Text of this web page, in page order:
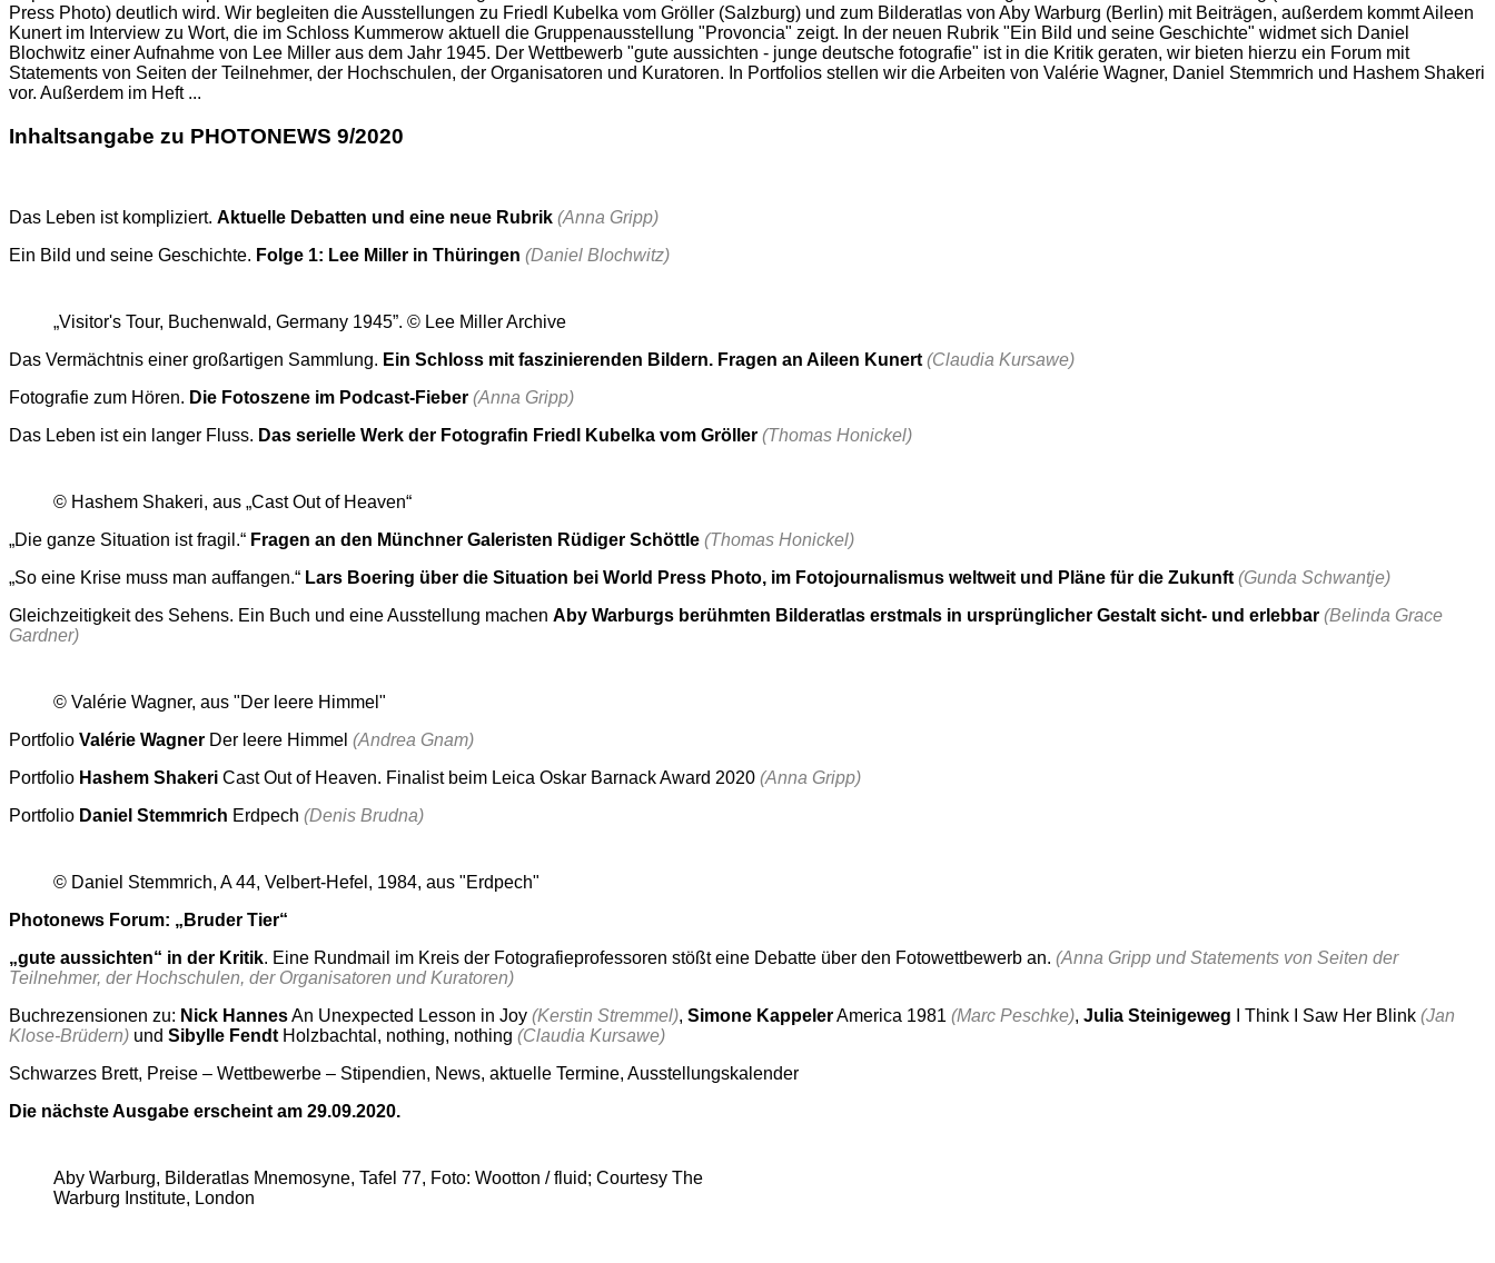
Press Photo) deutlich wird. Wir begleiten die Ausstellungen zu Friedl Kubelka vom Gröller (Salzburg) und zum Bilderatlas von Aby Warburg (Berlin) mit Beiträgen, außerdem kommt Aileen
Kunert im Interview zu Wort, die im Schloss Kummerow aktuell die Gruppenausstellung "Provoncia" zeigt. In der neuen Rubrik "Ein Bild und seine Geschichte" widmet sich Daniel
Blochwitz einer Aufnahme von Lee Miller aus dem Jahr 1945. Der Wettbewerb "gute aussichten - junge deutsche fotografie" ist in die Kritik geraten, wir bieten hierzu ein Forum mit
Statements von Seiten der Teilnehmer, der Hochschulen, der Organisatoren und Kuratoren. In Portfolios stellen wir die Arbeiten von Valérie Wagner, Daniel Stemmrich und Hashem Shakeri
vor. Außerdem im Heft ...
Inhaltsangabe zu PHOTONEWS 9/2020
Das Leben ist kompliziert. Aktuelle Debatten und eine neue Rubrik (Anna Gripp)
Ein Bild und seine Geschichte. Folge 1: Lee Miller in Thüringen (Daniel Blochwitz)
„Visitor's Tour, Buchenwald, Germany 1945”. © Lee Miller Archive
Das Vermächtnis einer großartigen Sammlung. Ein Schloss mit faszinierenden Bildern. Fragen an Aileen Kunert (Claudia Kursawe)
Fotografie zum Hören. Die Fotoszene im Podcast-Fieber (Anna Gripp)
Das Leben ist ein langer Fluss. Das serielle Werk der Fotografin Friedl Kubelka vom Gröller (Thomas Honickel)
© Hashem Shakeri, aus „Cast Out of Heaven“
„Die ganze Situation ist fragil.“ Fragen an den Münchner Galeristen Rüdiger Schöttle (Thomas Honickel)
„So eine Krise muss man auffangen.“ Lars Boering über die Situation bei World Press Photo, im Fotojournalismus weltweit und Pläne für die Zukunft (Gunda Schwantje)
Gleichzeitigkeit des Sehens. Ein Buch und eine Ausstellung machen Aby Warburgs berühmten Bilderatlas erstmals in ursprünglicher Gestalt sicht- und erlebbar (Belinda Grace
Gardner)
© Valérie Wagner, aus "Der leere Himmel"
Portfolio Valérie Wagner Der leere Himmel (Andrea Gnam)
Portfolio Hashem Shakeri Cast Out of Heaven. Finalist beim Leica Oskar Barnack Award 2020 (Anna Gripp)
Portfolio Daniel Stemmrich Erdpech (Denis Brudna)
© Daniel Stemmrich, A 44, Velbert-Hefel, 1984, aus "Erdpech"
Photonews Forum: „Bruder Tier“
„gute aussichten“ in der Kritik. Eine Rundmail im Kreis der Fotografieprofessoren stößt eine Debatte über den Fotowettbewerb an. (Anna Gripp und Statements von Seiten der
Teilnehmer, der Hochschulen, der Organisatoren und Kuratoren)
Buchrezensionen zu: Nick HannesAn Unexpected Lesson in Joy (Kerstin Stremmel), Simone KappelerAmerica 1981 (Marc Peschke), Julia Steinigeweg I Think I Saw Her Blink (Jan
Klose-Brüdern) und Sibylle Fendt Holzbachtal, nothing, nothing (Claudia Kursawe)
Schwarzes Brett, Preise – Wettbewerbe – Stipendien, News, aktuelle Termine, Ausstellungskalender
Die nächste Ausgabe erscheint am 29.09.2020.
Aby Warburg, Bilderatlas Mnemosyne, Tafel 77, Foto: Wootton / fluid; Courtesy The
Warburg Institute, London